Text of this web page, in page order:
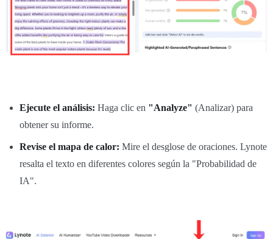
Ejecute el análisis: Haga clic en "Analyze" (Analizar) para
obtener su informe.
Revise el mapa de calor: Mire el desglose de oraciones. Lynote
resalta el texto en diferentes colores según la "Probabilidad de
IA".